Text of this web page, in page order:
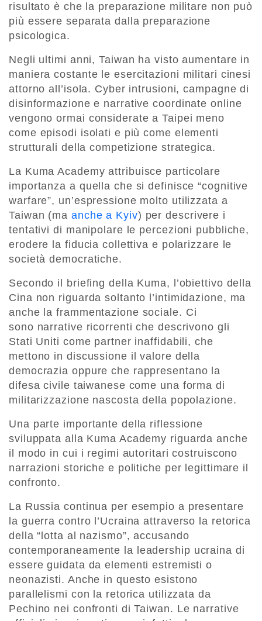
risultato è che la preparazione militare non può
più essere separata dalla preparazione
psicologica.
Negli ultimi anni, Taiwan ha visto aumentare in
maniera costante le esercitazioni militari cinesi
attorno all’isola. Cyber intrusioni, campagne di
disinformazione e narrative coordinate online
vengono ormai considerate a Taipei meno
come episodi isolati e più come elementi
strutturali della competizione strategica.
La Kuma Academy attribuisce particolare
importanza a quella che si definisce “cognitive
warfare”, un’espressione molto utilizzata a
Taiwan (ma anche a Kyiv) per descrivere i
tentativi di manipolare le percezioni pubbliche,
erodere la fiducia collettiva e polarizzare le
società democratiche.
Secondo il briefing della Kuma, l’obiettivo della
Cina non riguarda soltanto l’intimidazione, ma
anche la frammentazione sociale. Ci
sono narrative ricorrenti che descrivono gli
Stati Uniti come partner inaffidabili, che
mettono in discussione il valore della
democrazia oppure che rappresentano la
difesa civile taiwanese come una forma di
militarizzazione nascosta della popolazione.
Una parte importante della riflessione
sviluppata alla Kuma Academy riguarda anche
il modo in cui i regimi autoritari costruiscono
narrazioni storiche e politiche per legittimare il
confronto.
La Russia continua per esempio a presentare
la guerra contro l’Ucraina attraverso la retorica
della “lotta al nazismo”, accusando
contemporaneamente la leadership ucraina di
essere guidata da elementi estremisti o
neonazisti. Anche in questo esistono
parallelismi con la retorica utilizzata da
Pechino nei confronti di Taiwan. Le narrative